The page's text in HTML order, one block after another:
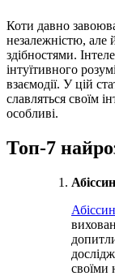
Коти давно
незалежністю,
здібностями.
інтуїтивного
взаємодії. У цій
славляться своїм
особливі.
Топ-7
своїми